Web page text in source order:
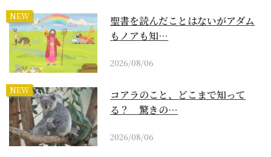
NEW
聖書を読んだことはないがアダム
もノアも知…
2026/08/06
NEW
コアラのこと、どこまで知って
る？ 驚きの…
2026/08/06